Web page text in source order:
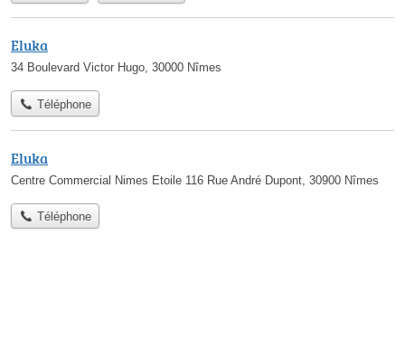
Eluka
34 Boulevard Victor Hugo, 30000 Nîmes
Téléphone
Eluka
Centre Commercial Nimes Etoile 116 Rue André Dupont, 30900 Nîmes
Téléphone